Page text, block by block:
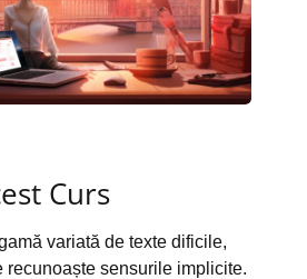
Curs
variată de texte dificile,
recunoaște sensurile implicite.